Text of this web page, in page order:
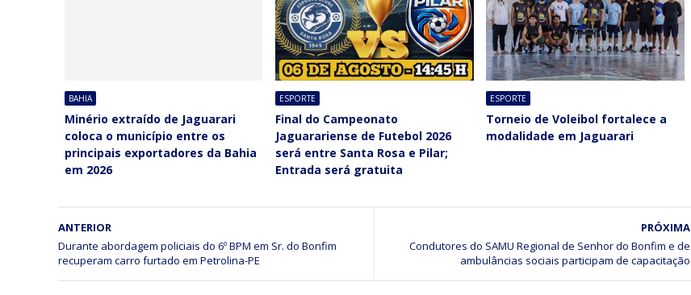
BAHIA
Minério extraído de Jaguarari
coloca o município entre os
principais exportadores da Bahia
em 2026
ESPORTE
Final do Campeonato
Jaguarariense de Futebol 2026
será entre Santa Rosa e Pilar;
Entrada será gratuita
ESPORTE
Torneio de Voleibol fortalece a
modalidade em Jaguarari
PRÓXIMA
Condutores do SAMU Regional de Senhor do Bonfim e de
ambulâncias sociais participam de capacitação
ANTERIOR
Durante abordagem policiais do 6º BPM em Sr. do Bonfim
recuperam carro furtado em Petrolina-PE